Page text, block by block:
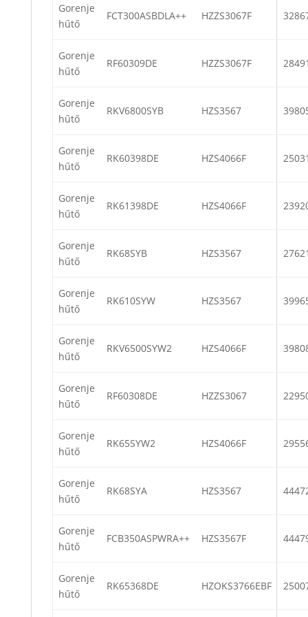
Gorenje
hűtő
FCT300ASBDLA++ HZZS3067F
Gorenje
hűtő
RF60309DE HZZS3067F
Gorenje
hűtő
RKV6800SYB HZS3567
Gorenje
hűtő
RK60398DE HZS4066F
Gorenje
hűtő
RK61398DE HZS4066F
Gorenje
hűtő
RK68SYB HZS3567
Gorenje
hűtő
RK610SYW HZS3567
Gorenje
hűtő
RKV6500SYW2 HZS4066F
Gorenje
hűtő
RF60308DE HZZS3067
Gorenje
hűtő
RK65SYW2 HZS4066F
Gorenje
hűtő
RK68SYA HZS3567
Gorenje
hűtő
FCB350ASPWRA++ HZS3567F
Gorenje
hűtő
RK65368DE HZOKS3766EBF